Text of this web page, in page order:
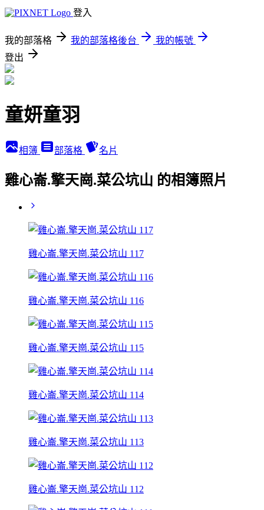
登入
我的部落格 我的部落格後台
我的帳號
登出
童妍童羽
相簿 部落格 名片
雞心崙.擎天崗.菜公坑山 的相簿照片
雞心崙.擎天崗.菜公坑山 117
雞心崙.擎天崗.菜公坑山 116
雞心崙.擎天崗.菜公坑山 115
雞心崙.擎天崗.菜公坑山 114
雞心崙.擎天崗.菜公坑山 113
雞心崙.擎天崗.菜公坑山 112